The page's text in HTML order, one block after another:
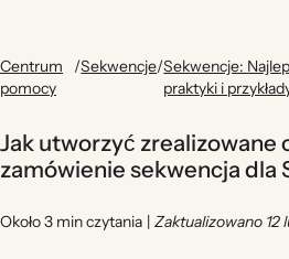
Centrum
pomocy
/Sekwencje/Sekwencje:
praktyki i
Jak utworzyć zrealizowane
zamówienie sekwencja dla
Około 3 min czytania | Zaktualizowano